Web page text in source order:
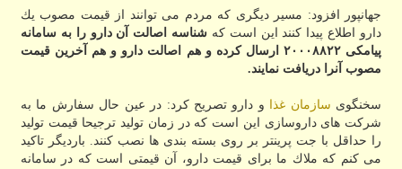
جهانپور افزود: مسیر دیگری كه مردم می توانند از قیمت مصوب یك
دارو اطلاع پیدا كنند این است كه شناسه اصالت آن دارو را به سامانه
پیامكی ۲۰۰۰۸۸۲۲ ارسال كرده و هم اصالت دارو و هم آخرین قیمت
مصوب آنرا دریافت نمایند.
سخنگوی سازمان غذا
و دارو تصریح كرد: در عین حال سفارش ما به
شركت های داروسازی این است كه در زمان تولید ترجیحا قیمت تولید
را حداقل با جت پرینتر بر روی بسته بندی ها نصب كنند. باردیگر تاكید
می كنم كه ملاك ما برای قیمت دارو، آن قیمتی است كه در سامانه